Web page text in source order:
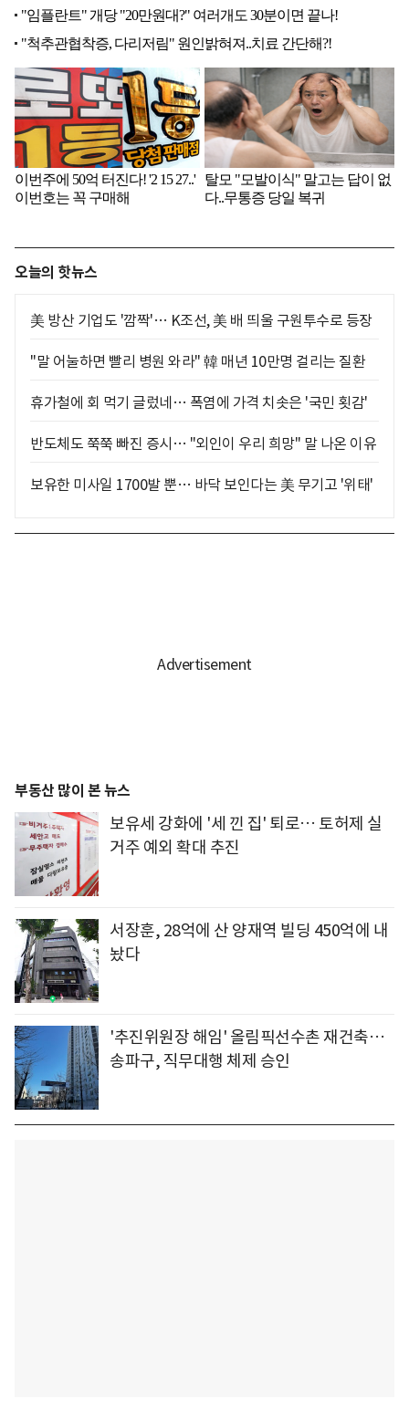
오늘의 핫뉴스
美 방산 기업도 '깜짝'… K조선, 美 배 띄울 구원투수로 등장
"말 어눌하면 빨리 병원 와라" 韓 매년 10만명 걸리는 질환
휴가철에 회 먹기 글렀네… 폭염에 가격 치솟은 '국민 횟감'
반도체도 쭉쭉 빠진 증시… "외인이 우리 희망" 말 나온 이유
보유한 미사일 1700발 뿐… 바닥 보인다는 美 무기고 '위태'
부동산 많이 본 뉴스
보유세 강화에 '세 낀 집' 퇴로… 토허제 실
거주 예외 확대 추진
서장훈, 28억에 산 양재역 빌딩 450억에 내
놨다
'추진위원장 해임' 올림픽선수촌 재건축…
송파구, 직무대행 체제 승인